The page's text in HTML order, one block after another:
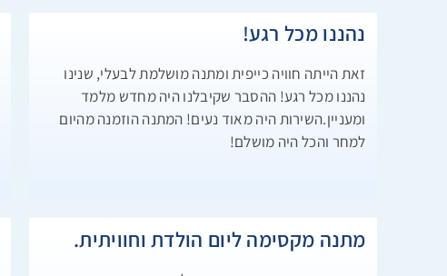
נהננו מכל רגע!
זאת הייתה חוויה כייפית ומתנה מושלמת לבעלי, שנינו
נהננו מכל רגע! ההסבר שקיבלנו היה מחדש מלמד
ומעניין.השירות היה מאוד נעים! המתנה הוזמנה מהיום
למחר והכל היה מושלם!
מתנה מקסימה ליום הולדת וחוויתית.